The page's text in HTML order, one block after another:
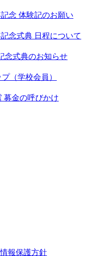
念 体験記のお願い
念式典 日程について
念式典のお知らせ
（学校会員）
募金の呼びかけ
報保護方針